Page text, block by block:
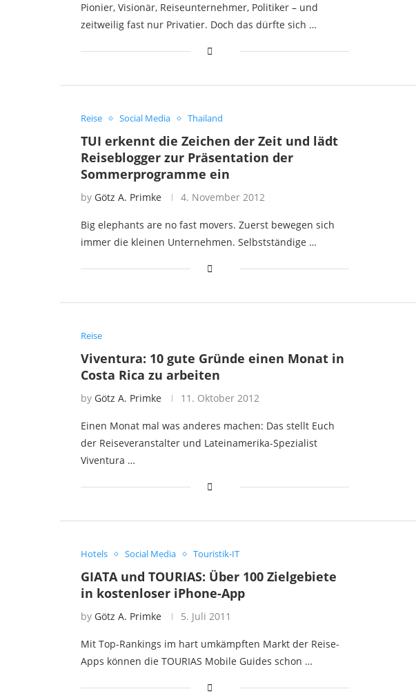
Pionier, Visionär, Reiseunternehmer, Politiker – und
zeitweilig fast nur Privatier. Doch das dürfte sich …
Reise Social Media Thailand
TUI erkennt die Zeichen der Zeit und lädt
Reiseblogger zur Präsentation der
Sommerprogramme ein
by Götz A. Primke 4. November 2012
Big elephants are no fast movers. Zuerst bewegen sich
immer die kleinen Unternehmen. Selbstständige …
Reise
Viventura: 10 gute Gründe einen Monat in
Costa Rica zu arbeiten
by Götz A. Primke 11. Oktober 2012
Einen Monat mal was anderes machen: Das stellt Euch
der Reiseveranstalter und Lateinamerika-Spezialist
Viventura …
Hotels Social Media Touristik-IT
GIATA und TOURIAS: Über 100 Zielgebiete
in kostenloser iPhone-App
by Götz A. Primke 5. Juli 2011
Mit Top-Rankings im hart umkämpften Markt der Reise-
Apps können die TOURIAS Mobile Guides schon …